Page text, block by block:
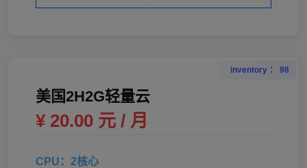
inventory ： 98
美国2H2G轻量云
¥ 20.00 元 / 月
CPU：2核心